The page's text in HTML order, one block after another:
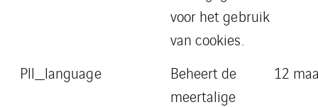
voor het gebruik
van cookies.
Pll_language
Beheert de
meertalige
12